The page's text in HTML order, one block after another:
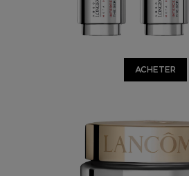
ACHETER